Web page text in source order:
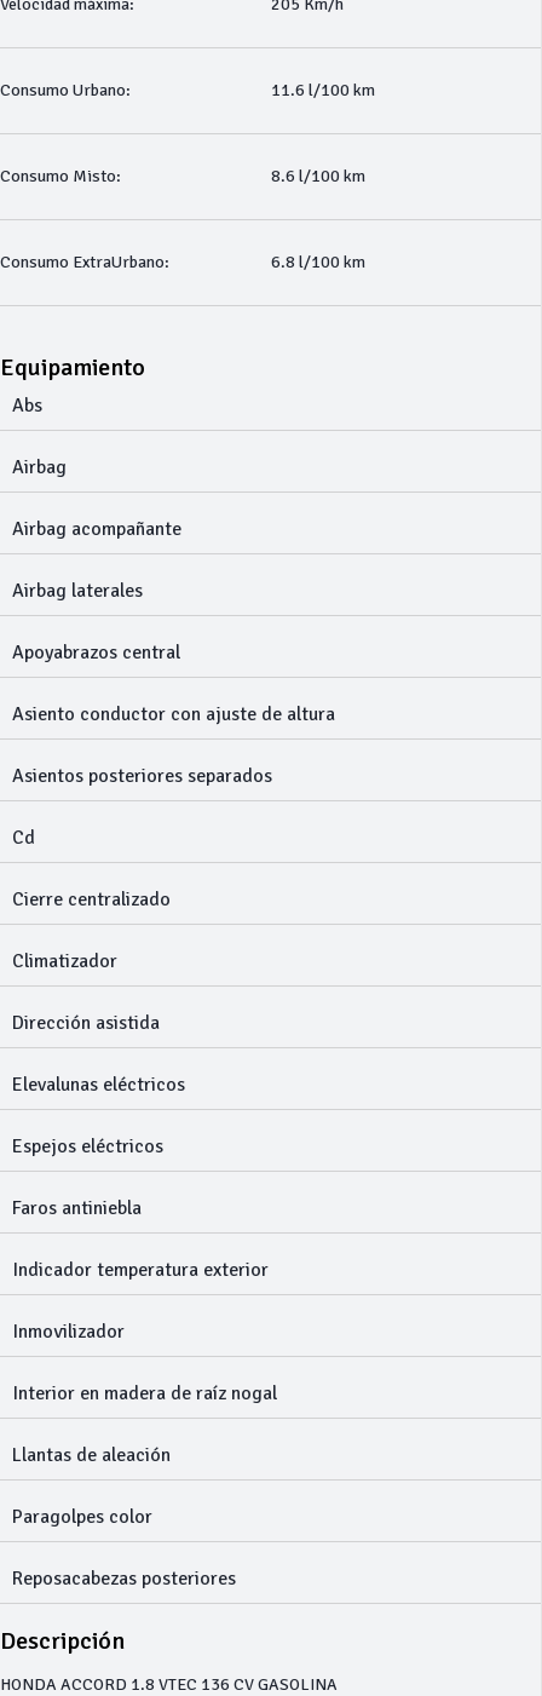
Velocidad máxima: 205 Km/h
Consumo Urbano: 11.6 l/100 km
Consumo Misto: 8.6 l/100 km
Consumo ExtraUrbano: 6.8 l/100 km
Equipamiento
Abs
Airbag
Airbag acompañante
Airbag laterales
Apoyabrazos central
Asiento conductor con ajuste de altura
Asientos posteriores separados
Cd
Cierre centralizado
Climatizador
Dirección asistida
Elevalunas eléctricos
Espejos eléctricos
Faros antiniebla
Indicador temperatura exterior
Inmovilizador
Interior en madera de raíz nogal
Llantas de aleación
Paragolpes color
Reposacabezas posteriores
Descripción
HONDA ACCORD 1.8 VTEC 136 CV GASOLINA